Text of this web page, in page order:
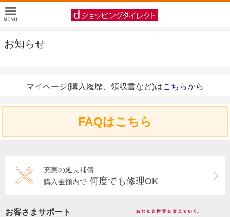
お知らせ
マイページ(購入履歴、領収書など)はこちらから
FAQはこちら
充実の延長補償
購入金額内で 何度でも修理OK
お客さまサポート